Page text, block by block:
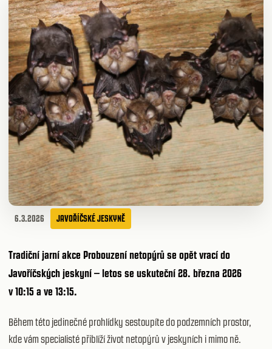
6.3.2026 JAVOŘÍČSKÉ JESKYNĚ
Tradiční jarní akce Probouzení netopýrůse opět vrací do
Javoříčských jeskyní – letos se uskuteční28. března 2026
v 10:15 a ve 13:15.
Během této jedinečné prohlídky sestoupíte do podzemních prostor,
kde vám specialisté přiblíží život netopýrů v jeskyních i mimo ně.